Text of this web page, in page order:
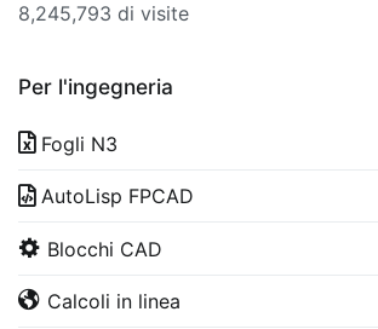
8,245,793 di visite
Per l'ingegneria
Fogli N3
AutoLisp FPCAD
Blocchi CAD
Calcoli in linea